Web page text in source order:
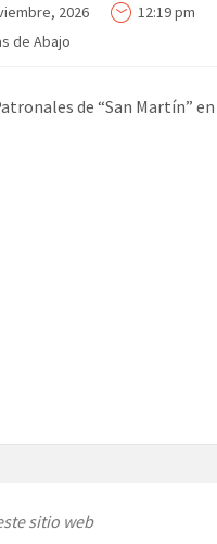
2026
12:19 pm
de Abajo
de “San Martín” en